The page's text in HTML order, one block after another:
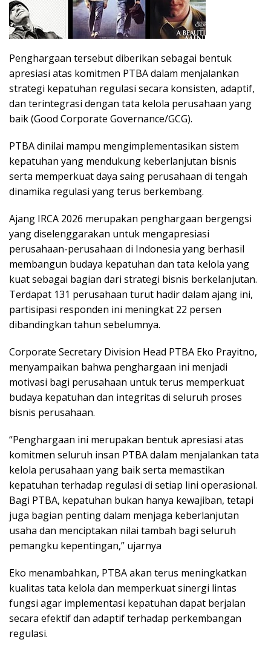
Penghargaan tersebut diberikan sebagai bentuk
apresiasi atas komitmen PTBA dalam menjalankan
strategi kepatuhan regulasi secara konsisten, adaptif,
dan terintegrasi dengan tata kelola perusahaan yang
baik (Good Corporate Governance/GCG).
PTBA dinilai mampu mengimplementasikan sistem
kepatuhan yang mendukung keberlanjutan bisnis
serta memperkuat daya saing perusahaan di tengah
dinamika regulasi yang terus berkembang.
Ajang IRCA 2026 merupakan penghargaan bergengsi
yang diselenggarakan untuk mengapresiasi
perusahaan-perusahaan di Indonesia yang berhasil
membangun budaya kepatuhan dan tata kelola yang
kuat sebagai bagian dari strategi bisnis berkelanjutan.
Terdapat 131 perusahaan turut hadir dalam ajang ini,
partisipasi responden ini meningkat 22 persen
dibandingkan tahun sebelumnya.
Corporate Secretary Division Head PTBA Eko Prayitno,
menyampaikan bahwa penghargaan ini menjadi
motivasi bagi perusahaan untuk terus memperkuat
budaya kepatuhan dan integritas di seluruh proses
bisnis perusahaan.
“Penghargaan ini merupakan bentuk apresiasi atas
komitmen seluruh insan PTBA dalam menjalankan tata
kelola perusahaan yang baik serta memastikan
kepatuhan terhadap regulasi di setiap lini operasional.
Bagi PTBA, kepatuhan bukan hanya kewajiban, tetapi
juga bagian penting dalam menjaga keberlanjutan
usaha dan menciptakan nilai tambah bagi seluruh
pemangku kepentingan,” ujarnya
Eko menambahkan, PTBA akan terus meningkatkan
kualitas tata kelola dan memperkuat sinergi lintas
fungsi agar implementasi kepatuhan dapat berjalan
secara efektif dan adaptif terhadap perkembangan
regulasi.